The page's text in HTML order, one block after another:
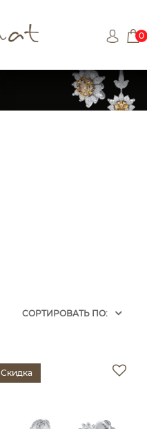
0
CОРТИРОВАТЬ ПО:
Скидка